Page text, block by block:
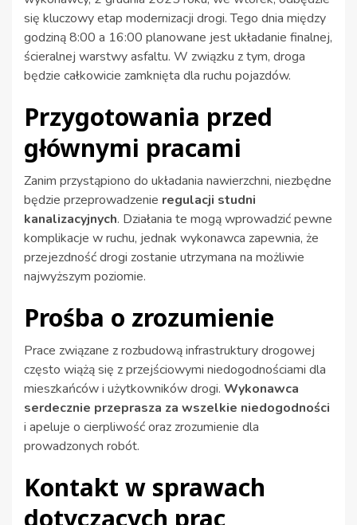
się kluczowy etap modernizacji drogi. Tego dnia między
godziną 8:00 a 16:00 planowane jest układanie finalnej,
ścieralnej warstwy asfaltu. W związku z tym, droga
będzie całkowicie zamknięta dla ruchu pojazdów.
Przygotowania przed
głównymi pracami
Zanim przystąpiono do układania nawierzchni, niezbędne
będzie przeprowadzenie regulacji studni
kanalizacyjnych. Działania te mogą wprowadzić pewne
komplikacje w ruchu, jednak wykonawca zapewnia, że
przejezdność drogi zostanie utrzymana na możliwie
najwyższym poziomie.
Prośba o zrozumienie
Prace związane z rozbudową infrastruktury drogowej
często wiążą się z przejściowymi niedogodnościami dla
mieszkańców i użytkowników drogi. Wykonawca
serdecznie przeprasza za wszelkie niedogodności
i apeluje o cierpliwość oraz zrozumienie dla
prowadzonych robót.
Kontakt w sprawach
dotyczących prac